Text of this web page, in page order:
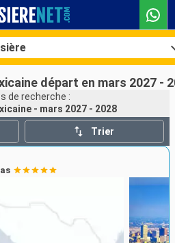
Rechercher
départ en mars 2027 -
de recherche :
- mars 2027 - 2028
Trier